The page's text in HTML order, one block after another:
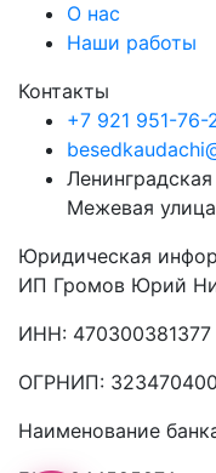
О нас
Наши работы
Контакты
+7 921 951-76-
Межевая
Юридическая
ИП Громов Юрий
ИНН: 470300381377
ОГРНИП:
Наименование